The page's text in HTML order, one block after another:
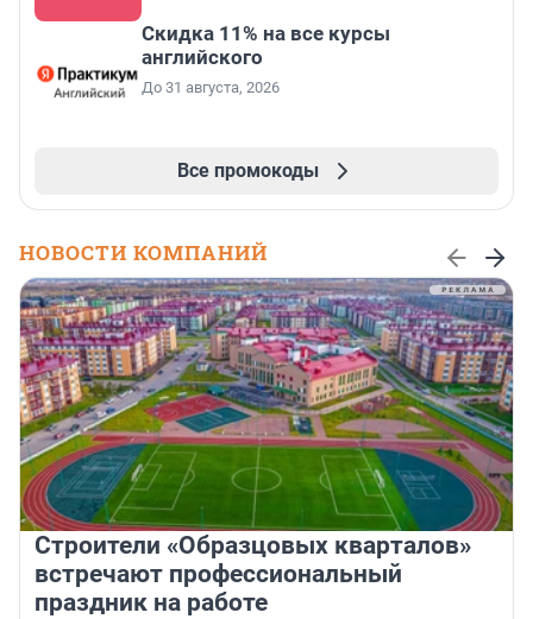
Скидка 11% на все курсы
английского
До 31 августа, 2026
Все промокоды
НОВОСТИ КОМПАНИЙ
Строители «Образцовых кварталов»
встречают профессиональный
праздник на работе